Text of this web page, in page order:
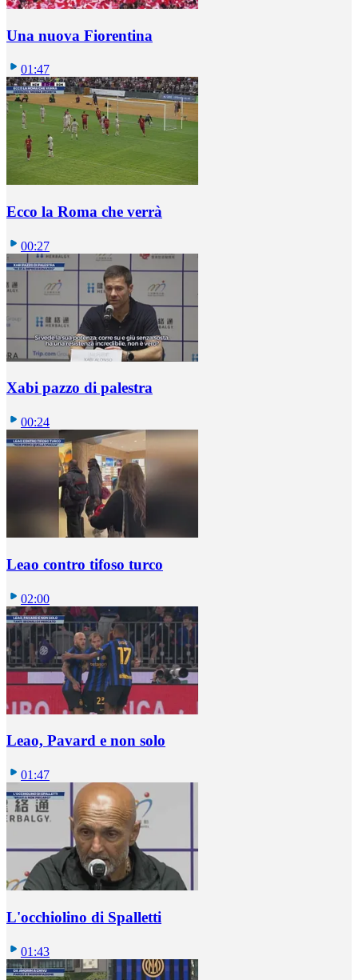
Una nuova Fiorentina
01:47
Ecco la Roma che verrà
00:27
Xabi pazzo di palestra
00:24
Leao contro tifoso turco
02:00
Leao, Pavard e non solo
01:47
L'occhiolino di Spalletti
01:43